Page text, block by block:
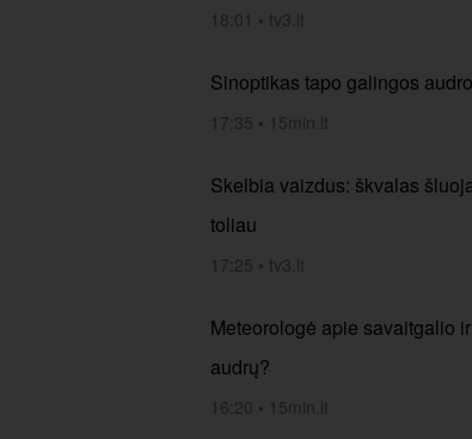
18:01 • tv3.lt
Sinoptikas tapo galingos
17:35 • 15min.lt
Skelbia vaizdus: škvalas
toliau
17:25 • tv3.lt
Meteorologė apie savaitgalio
audrų?
16:20 • 15min.lt